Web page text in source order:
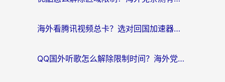
海外看腾讯视频总卡？选对回国加速器，还能解决英国1号店定位+欧洲杯CCTV5直播问题
QQ国外听歌怎么解除限制时间？海外党亲测有效的回国加速方案